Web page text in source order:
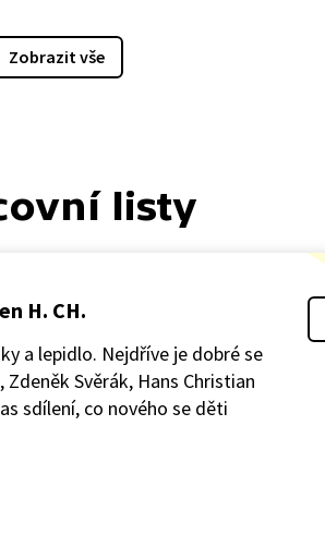
Zobrazit vše
listy
H. CH.
a lepidlo. Nejdříve je dobré se
Svěrák, Hans Christian
sdílení, co nového se děti